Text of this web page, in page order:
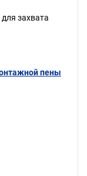
захвата
пены